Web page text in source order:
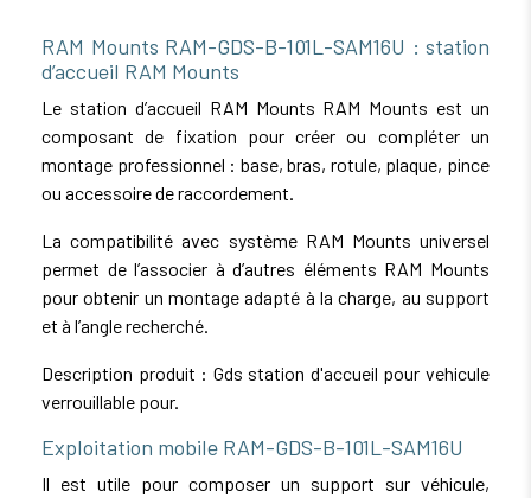
RAM Mounts RAM-GDS-B-101L-SAM16U : station
d’accueil RAM Mounts
Le station d’accueil RAM Mounts RAM Mounts est un
composant de fixation pour créer ou compléter un
montage professionnel : base, bras, rotule, plaque, pince
ou accessoire de raccordement.
La compatibilité avec système RAM Mounts universel
permet de l’associer à d’autres éléments RAM Mounts
pour obtenir un montage adapté à la charge, au support
et à l’angle recherché.
Description produit : Gds station d'accueil pour vehicule
verrouillable pour.
Exploitation mobile RAM-GDS-B-101L-SAM16U
Il est utile pour composer un support sur véhicule,